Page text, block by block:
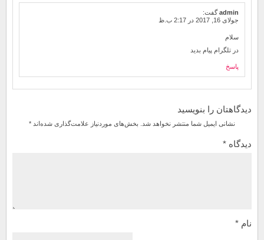
admin گفت:
جولای 16, 2017 در 2:17 ب.ظ
سلام
در تلگرام پیام بدید
پاسخ
دیدگاهتان را بنویسید
نشانی ایمیل شما منتشر نخواهد شد. بخش‌های موردنیاز علامت‌گذاری شده‌اند *
دیدگاه *
نام *